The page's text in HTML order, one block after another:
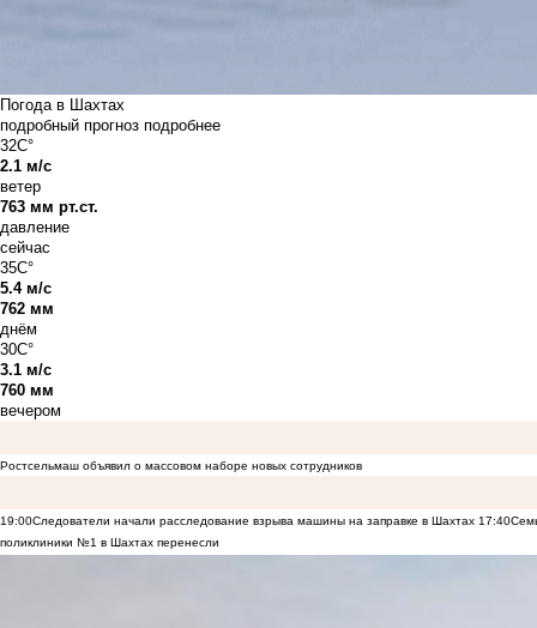
Погода в Шахтах
подробный прогноз подробнее
32C°
2.1 м/с
ветер
763 мм рт.ст.
давление
сейчас
35C°
5.4 м/с
762 мм
днём
30C°
3.1 м/с
760 мм
вечером
Ростсельмаш объявил о массовом наборе новых сотрудников
19:00Следователи начали расследование взрыва машины на заправке в Шахтах 17:40
поликлиники №1 в Шахтах перенесли